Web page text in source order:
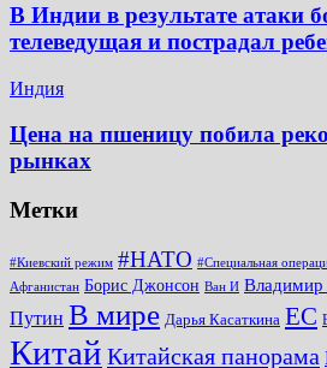
В Индии в результате атаки
телеведущая и пострадал
Индия
Цена на пшеницу побила
рынках
Метки
#Киевский режим #НАТО #Специальная
Афганистан Борис Джонсон Ван И Владимир
Путин В мире Дарья Касаткина ЕС
Китай Китайская панорама